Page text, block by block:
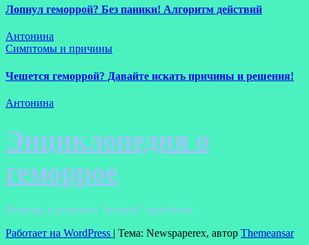
Лопнул геморрой? Без паники! Алгоритм действий
Антонина
Симптомы и причины
Чешется геморрой? Давайте искать причины и решения!
Антонина
Энциклопедия о
геморрое
Помощь в решении "острой" проблемы
Работает на WordPress | Тема: Newspaperex, автор Themeansar